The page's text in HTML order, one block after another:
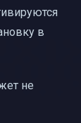
в
не